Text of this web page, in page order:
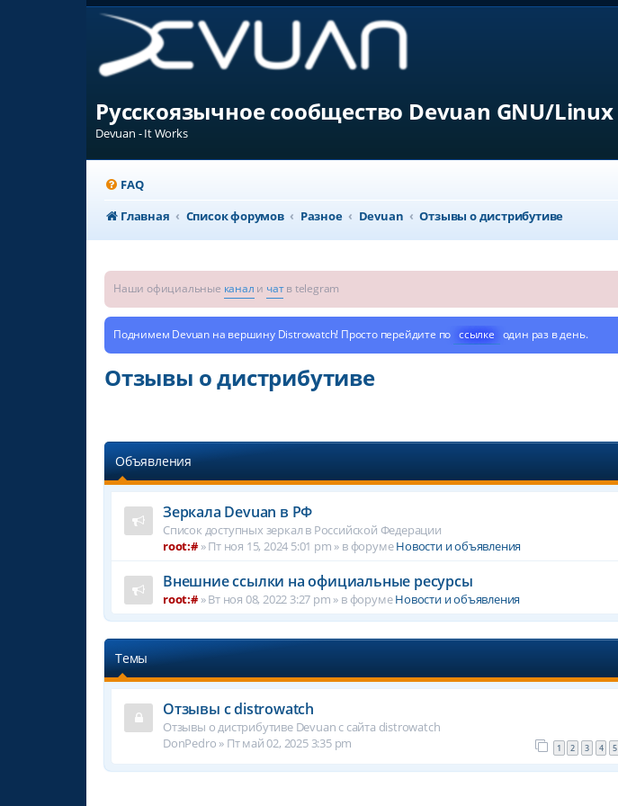
Русскоязычное сообщество Devuan GNU/Linux
Devuan - It Works
FAQ
Главная
Список форумов Разное Devuan Отзывы о дистрибутиве
Наши официальные канал и чатв telegram
Поднимем Devuan на вершину Distrowatch! Просто перейдите по ссылке один раз в день.
Отзывы о дистрибутиве
Объявления
Зеркала Devuan в РФ
Список доступных зеркал в Российской Федерации
root:#»Пт ноя 15, 2024 5:01 pm » в форумеНовости и объявления
Внешние ссылки на официальные ресурсы
root:#»Вт ноя 08, 2022 3:27 pm » в форумеНовости и объявления
Темы
Отзывы с distrowatch
Отзывы о дистрибутиве Devuan с сайта distrowatch
DonPedro » Пт май 02, 2025 3:35 pm 1 2 3 4 5